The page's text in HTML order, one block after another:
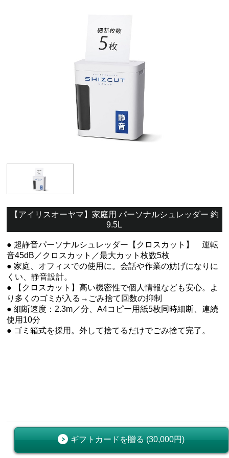
【アイリスオーヤマ】家庭用 パーソナルシュレッダー 約
9.5L
● 超静音パーソナルシュレッダー【クロスカット】 運転
音45dB／クロスカット／最大カット枚数5枚
● 家庭、オフィスでの使用に。会話や作業の妨げになりに
くい、静音設計。
● 【クロスカット】高い機密性で個人情報なども安心。よ
り多くのゴミが入る→ごみ捨て回数の抑制
● 細断速度：2.3m／分、A4コピー用紙5枚同時細断、連続
使用10分
● ゴミ箱式を採用。外して捨てるだけでごみ捨て完了。
ギフトカードを贈る (30,000円)